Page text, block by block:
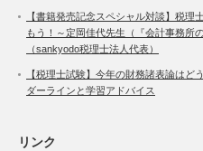
【書籍発売記念スペシャル対談】税理
もう！～定岡佳代先生（『会計事務所
（sankyodo税理士法人代表）
【税理士試験】今年の財務諸表論は
ダーラインと学習アドバイス
リンク